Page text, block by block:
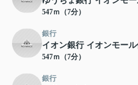
547ｍ（7分）
銀行
イオン銀行 イオンモー
547ｍ（7分）
銀行